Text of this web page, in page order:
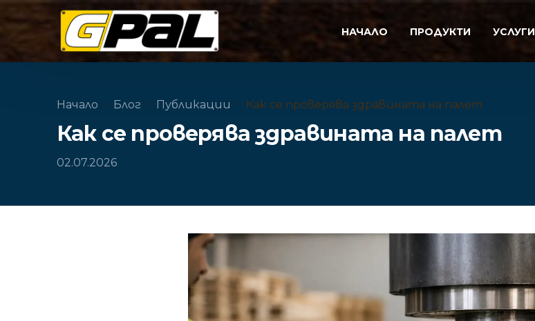
НАЧАЛО ПРОДУКТИ УСЛУГИ
Начало Блог Публикации Как се проверява здравината на палет
Как се проверява здравината на палет
02.07.2026